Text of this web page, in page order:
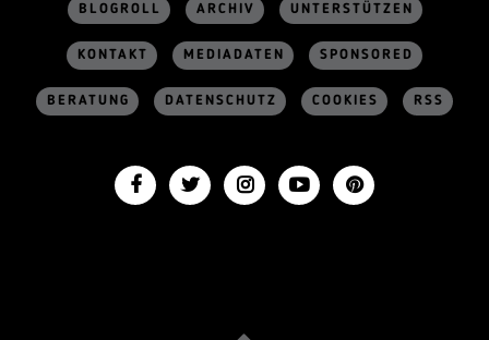
BLOGROLL ARCHIV UNTERSTÜTZEN
KONTAKT MEDIADATEN SPONSORED
BERATUNG DATENSCHUTZ COOKIES RSS